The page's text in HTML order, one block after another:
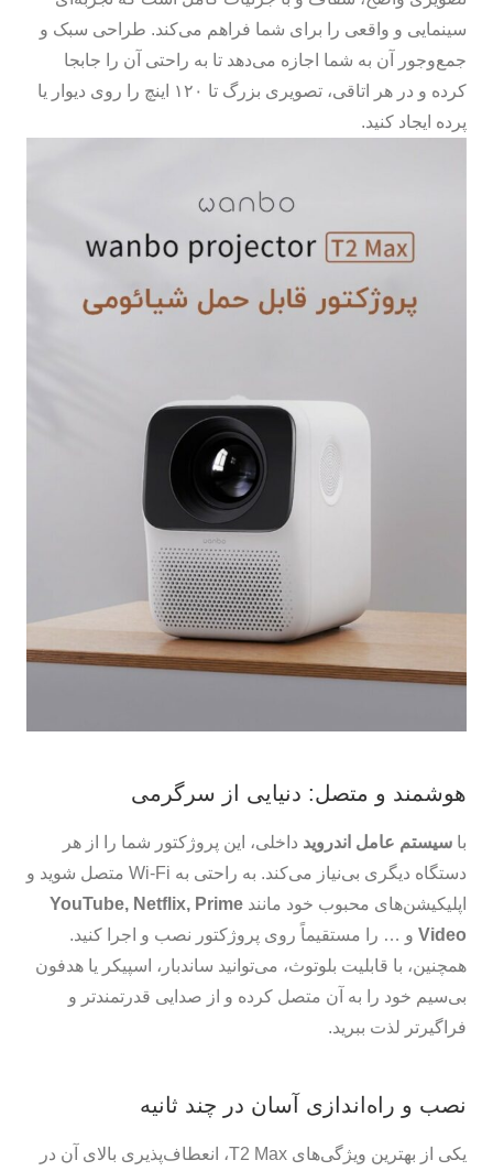
سینمایی و واقعی را برای شما فراهم می‌کند. طراحی سبک و
جمع‌وجور آن به شما اجازه می‌دهد تا به راحتی آن را جابجا
کرده و در هر اتاقی، تصویری بزرگ تا ۱۲۰ اینچ را روی دیوار یا
پرده ایجاد کنید.
هوشمند و متصل: دنیایی از سرگرمی
با سیستم عامل اندروید داخلی، این پروژکتور شما را از هر
دستگاه دیگری بی‌نیاز می‌کند. به راحتی به Wi-Fi متصل شوید و
اپلیکیشن‌های محبوب خود مانند YouTube, Netflix, Prime
Video و … را مستقیماً روی پروژکتور نصب و اجرا کنید.
همچنین، با قابلیت بلوتوث، می‌توانید ساندبار، اسپیکر یا هدفون
بی‌سیم خود را به آن متصل کرده و از صدایی قدرتمندتر و
فراگیرتر لذت ببرید.
نصب و راه‌اندازی آسان در چند ثانیه
یکی از بهترین ویژگی‌های T2 Max، انعطاف‌پذیری بالای آن در